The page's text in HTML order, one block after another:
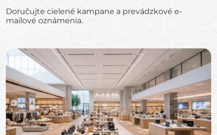
Doručujte cielené kampane a prevádzkové e-
mailové oznámenia.